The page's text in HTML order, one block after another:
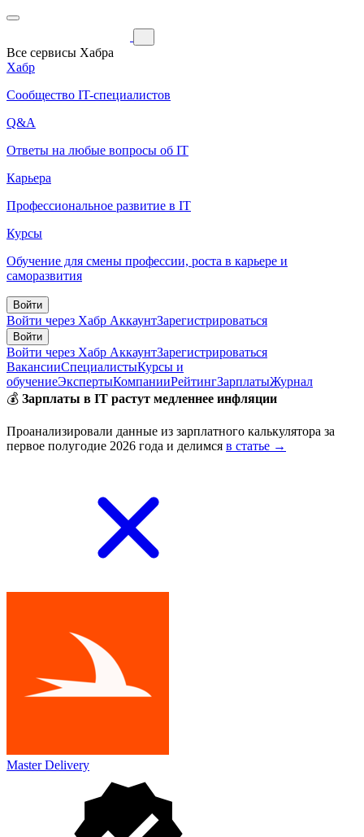
Все сервисы Хабра
Хабр
Сообщество IT-специалистов
Q&A
Ответы на любые вопросы об IT
Карьера
Профессиональное развитие в IT
Курсы
Обучение для смены профессии, роста в карьере и
саморазвития
Войти
Войти через Хабр АккаунтЗарегистрироваться
Войти
Войти через Хабр АккаунтЗарегистрироваться
ВакансииСпециалистыКурсы и
обучениеЭкспертыКомпанииРейтингЗарплатыЖурнал
💰 Зарплаты в IT растут медленнее инфляции
Проанализировали данные из зарплатного калькулятора за
первое полугодие 2026 года и делимся в статье →
Master Delivery